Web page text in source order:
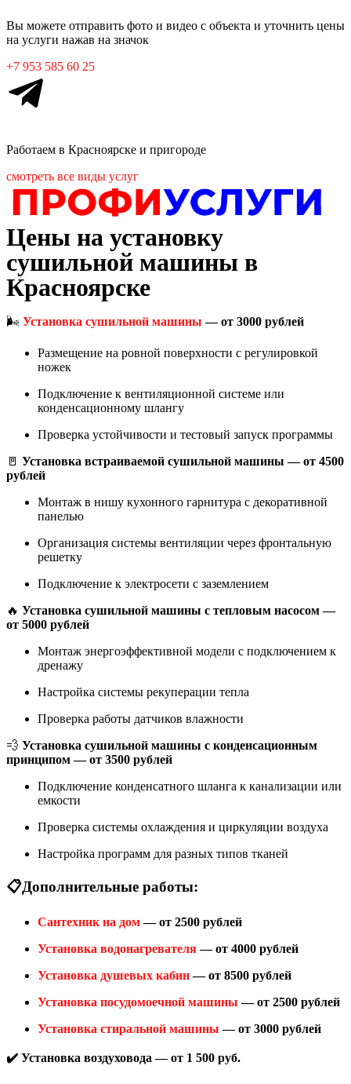
Вы можете отправить фото и видео с объекта и уточнить цены
на услуги нажав на значок
+7 953 585 60 25
Работаем в Красноярске и пригороде
смотреть все виды услуг
Цены на установку
сушильной машины в
Красноярске
🌬️ Установка сушильной машины — от 3000 рублей
Размещение на ровной поверхности с регулировкой
ножек
Подключение к вентиляционной системе или
конденсационному шлангу
Проверка устойчивости и тестовый запуск программы
🚪 Установка встраиваемой сушильной машины — от 4500
рублей
Монтаж в нишу кухонного гарнитура с декоративной
панелью
Организация системы вентиляции через фронтальную
решетку
Подключение к электросети с заземлением
🔥 Установка сушильной машины с тепловым насосом —
от 5000 рублей
Монтаж энергоэффективной модели с подключением к
дренажу
Настройка системы рекуперации тепла
Проверка работы датчиков влажности
💨 Установка сушильной машины с конденсационным
принципом — от 3500 рублей
Подключение конденсатного шланга к канализации или
емкости
Проверка системы охлаждения и циркуляции воздуха
Настройка программ для разных типов тканей
📋Дополнительные работы:
Сантехник на дом— от 2500 рублей
Установка водонагревателя— от 4000 рублей
Установка душевых кабин— от 8500 рублей
Установка посудомоечной машины — от 2500 рублей
Установка стиральной машины — от 3000 рублей
✔️ Установка воздуховода — от 1 500 руб.